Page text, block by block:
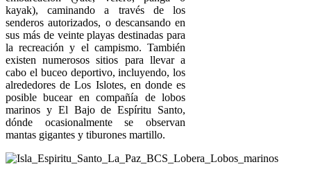
kayak), caminando a través de los
senderos autorizados, o descansando en
sus más de veinte playas destinadas para
la recreación y el campismo. También
existen numerosos sitios para llevar a
cabo el buceo deportivo, incluyendo, los
alrededores de Los Islotes, en donde es
posible bucear en compañía de lobos
marinos y El Bajo de Espíritu Santo,
dónde ocasionalmente se observan
mantas gigantes y tiburones martillo.